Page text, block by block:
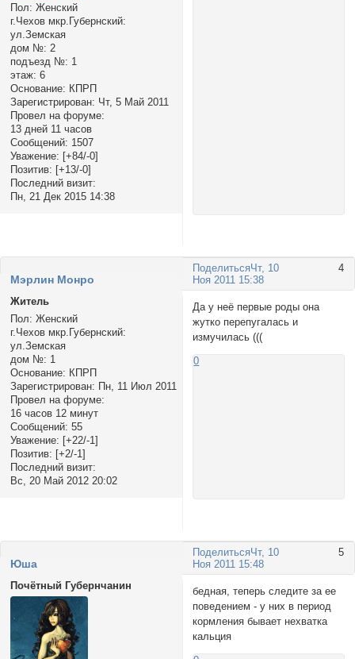
Пол: Женский
г.Чехов мкр.Губернский:
ул.Земская
дом №: 2
подъезд №: 1
этаж: 6
Основание: КПРП
Зарегистрирован: Чт, 5 Май 2011
Провел на форуме:
13 дней 11 часов
Сообщений: 1507
Уважение: [+84/-0]
Позитив: [+13/-0]
Последний визит:
Пн, 21 Дек 2015 14:38
Поделиться 4
Чт, 10
Ноя 2011 15:38
Мэрлин Монро
Житель
Пол: Женский
г.Чехов мкр.Губернский:
ул.Земская
дом №: 1
Основание: КПРП
Зарегистрирован: Пн, 11 Июл 2011
Провел на форуме:
16 часов 12 минут
Сообщений: 55
Уважение: [+22/-1]
Позитив: [+2/-1]
Последний визит:
Вс, 20 Май 2012 20:02
Да у неё первые роды она
жутко перепугалась и
измучилась (((
0
Поделиться 5
Чт, 10
Ноя 2011 15:48
Юша
Почётный Губернчанин
бедная, теперь следите за ее
поведением - у них в период
кормления бывает нехватка
кальция